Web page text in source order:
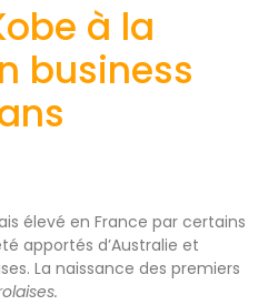
à la
business
élevé en France par certains
apportés d’Australie et
La naissance des premiers